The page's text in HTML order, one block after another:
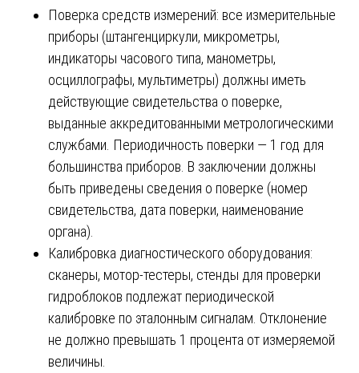
Поверка средств измерений: все измерительные
приборы (штангенциркули, микрометры,
индикаторы часового типа, манометры,
осциллографы, мультиметры) должны иметь
действующие свидетельства о поверке,
выданные аккредитованными метрологическими
службами. Периодичность поверки — 1 год для
большинства приборов. В заключении должны
быть приведены сведения о поверке (номер
свидетельства, дата поверки, наименование
органа).
Калибровка диагностического оборудования:
сканеры, мотор-тестеры, стенды для проверки
гидроблоков подлежат периодической
калибровке по эталонным сигналам. Отклонение
не должно превышать 1 процента от измеряемой
величины.